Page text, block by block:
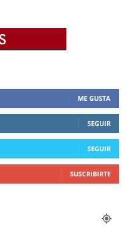
ME GUSTA
SEGUIR
SEGUIR
SUSCRIBIRTE